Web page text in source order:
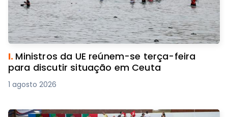
I. Ministros da UE reúnem-se terça-feira
para discutir situação em Ceuta
1 agosto 2026